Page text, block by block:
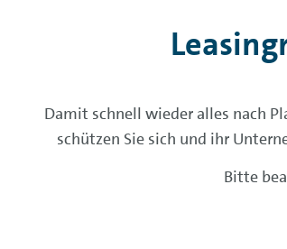
Damit schnell wieder alles nach
schützen Sie sich und ihr
Bitte